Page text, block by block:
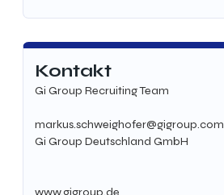
Kontakt
Gi Group Recruiting Team
markus.schweighofer@gigroup.com
Gi Group Deutschland GmbH